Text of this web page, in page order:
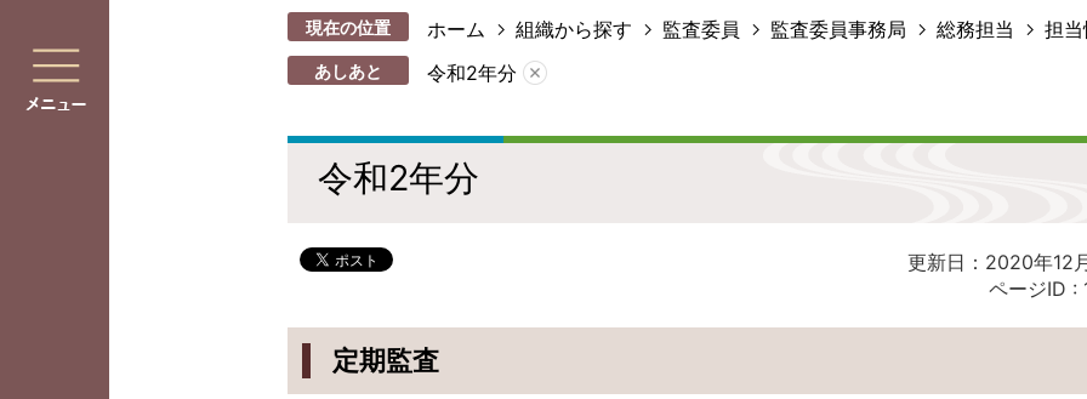
現在の位置 ホーム 組織から探す 監査委員 監査委員事務局 総務担当 担
あしあと 令和2年分
令和2年分
更新日：2020年12
ページID :
定期監査